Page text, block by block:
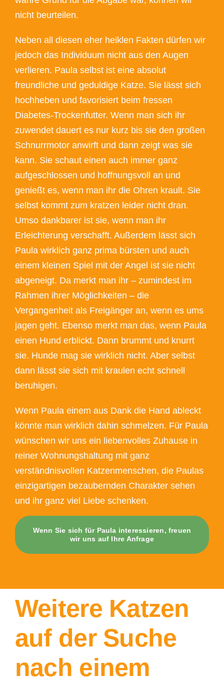
nicht beurteilen.
Neben all diesen eher heiklen Fakten dürfen wir
jedoch das Individuum nicht aus den Augen
verlieren. Paula selbst ist eine absolut
freundliche und geduldige Katze. Sie lässt sich
hochheben und favorisiert beim fressen
Diabetes-Trockenfutter. Wenn man sich ihr
zuwendet dauert es nur kurz bis sie den großen
Schnurrmotor anwirft und dann zeigt was sie
kann. Sie schaut einen auch immer ganz
aufgeschlossen und hoffnungsvoll an und
genießt es, wenn man ihr die Ohren krault. Sie
selbst kommt zum kratzen leider nicht dran.
Umso dankbarer ist sie, wenn man ihr
Erleichterung verschafft. Außerdem lässt sich
Paula wirklich ganz prima bürsten und auch
einem kleinen Spiel mit der Angel ist sie nicht
abgeneigt. Da merkt man ihr – zumindest im
Rahmen ihrer Möglichkeiten – die
Vergangenheit als Freigänger an, wenn es ums
jagen geht. Ebenso merkt man das, wenn Paula
einen Hund erblickt. Dann brummt und knurrt
sie. Hunde mag sie wirklich nicht. Aber selbst
dann lässt sie sich mit kraulen echt schnell
beruhigen.
Wenn Paula einem aus Dank die Hand ableckt
könnte man wirklich dahin schmelzen. Für Paula
wünschen wir uns ein liebenvolles Zuhause in
reiner Wohnungshaltung mit ganz
verständnisvollen Katzenmenschen, die Paulas
einzigartigen bezaubernden Charakter sehen
und ihr ganz viel Liebe schenken.
Wenn Sie sich für Paula interessieren, freuen
wir uns auf Ihre Anfrage
Weitere Katzen
auf der Suche
nach einem